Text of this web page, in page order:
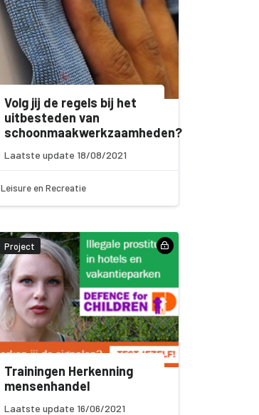
Volg jij de regels bij het
uitbesteden van
schoonmaakwerkzaamheden?
Laatste update 18/08/2021
Leisure en Recreatie
Project
Trainingen Herkenning
mensenhandel
Laatste update 16/06/2021